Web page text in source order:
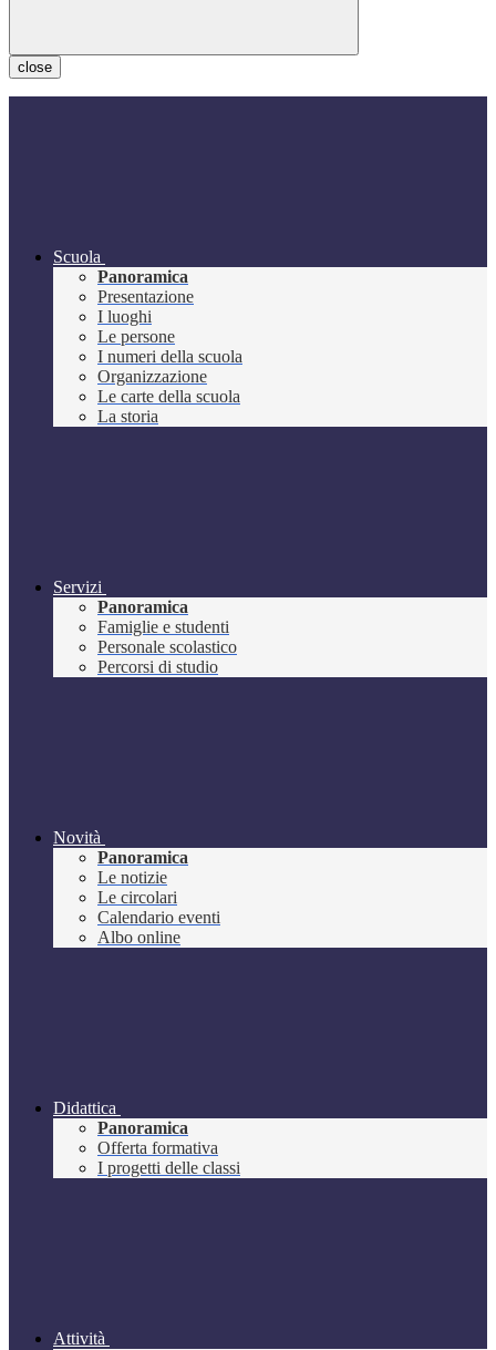
close
Scuola
Panoramica
Presentazione
I luoghi
Le persone
I numeri della scuola
Organizzazione
Le carte della scuola
La storia
Servizi
Panoramica
Famiglie e studenti
Personale scolastico
Percorsi di studio
Novità
Panoramica
Le notizie
Le circolari
Calendario eventi
Albo online
Didattica
Panoramica
Offerta formativa
I progetti delle classi
Attività